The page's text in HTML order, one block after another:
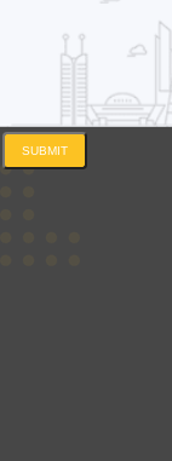
SUBMIT